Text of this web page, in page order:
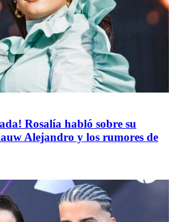
Rosalía habló sobre su
Alejandro y los rumores de